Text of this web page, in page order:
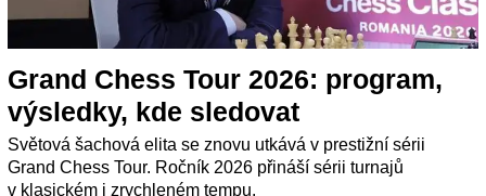
Grand Chess Tour 2026: program,
výsledky, kde sledovat
Světová šachová elita se znovu utkává v prestižní sérii
Grand Chess Tour. Ročník 2026 přináší sérii turnajů
v klasickém i zrychleném tempu.